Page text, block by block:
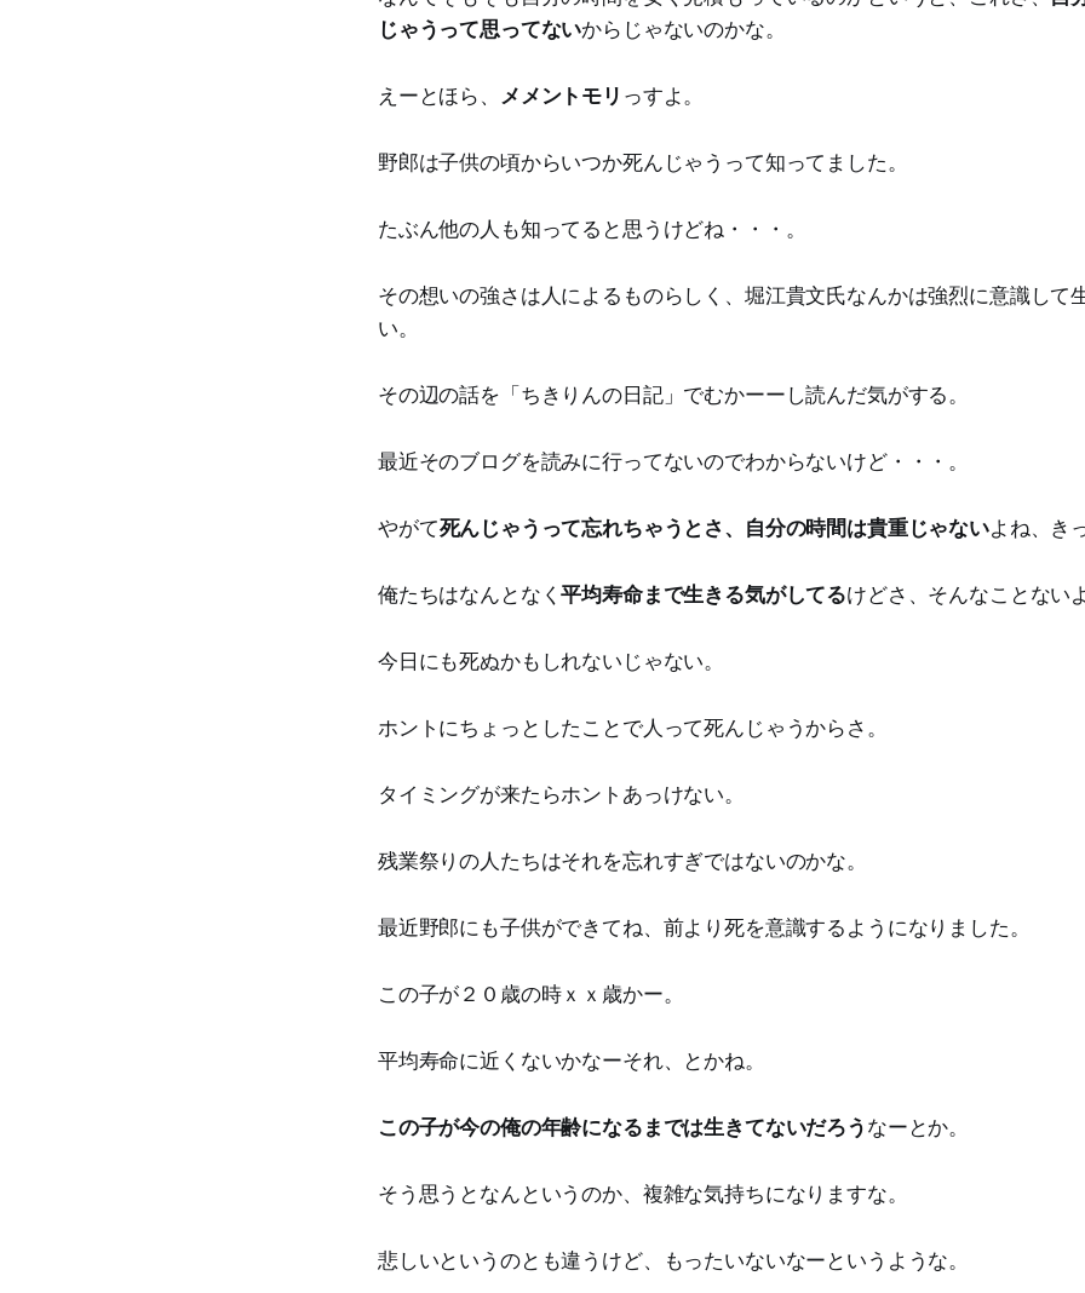
じゃうって思ってないからじゃないのかな。
えーとほら、 メメントモリ っすよ。
野郎は子供の頃からいつか死んじゃうって知ってました。
たぶん他の人も知ってると思うけどね・・・。
その想いの強さは人によるものらしく、堀江貴文氏なんかは強烈に意識して
い。
その辺の話を「ちきりんの日記」でむかーーし読んだ気がする。
最近そのブログを読みに行ってないのでわからないけど・・・。
やがて死んじゃうって忘れちゃうとさ、自分の時間は貴重じゃないよね、き
俺たちはなんとなく平均寿命まで生きる気がしてるけどさ、そんなことない
今日にも死ぬかもしれないじゃない。
ホントにちょっとしたことで人って死んじゃうからさ。
タイミングが来たらホントあっけない。
残業祭りの人たちはそれを忘れすぎではないのかな。
最近野郎にも子供ができてね、前より死を意識するようになりました。
この子が２０歳の時ｘｘ歳かー。
平均寿命に近くないかなーそれ、とかね。
この子が今の俺の年齢になるまでは生きてないだろう なーとか。
そう思うとなんというのか、複雑な気持ちになりますな。
悲しいというのとも違うけど、もったいないなーというような。